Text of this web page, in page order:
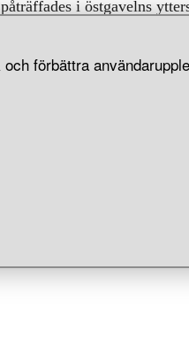
förbättra
i östgavelns